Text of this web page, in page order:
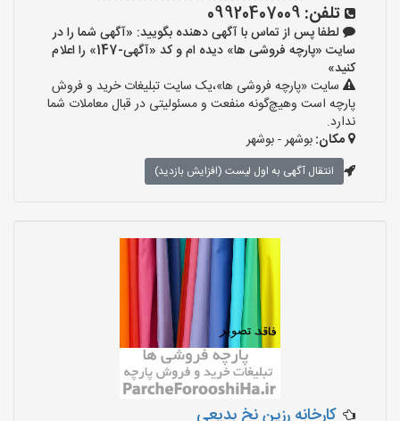
تلفن: 09920407009
لطفا پس از تماس با آگهی دهنده بگویید: «آگهی شما را در
سایت «پارچه فروشی ها» دیده ام و کد «آگهی-147» را اعلام
کنید»
سایت «پارچه فروشی ها»،یک سایت تبلیغات خرید و فروش
پارچه است وهیچ‌گونه منفعت و مسئولیتی در قبال معاملات شما
ندارد.
مکان:بوشهر - بوشهر
انتقال آگهی به اول لیست (افزایش بازدید)
کارخانه رزین نخ بدیعی